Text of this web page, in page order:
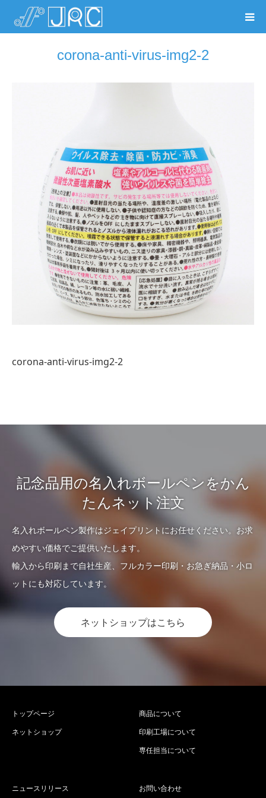
corona-anti-virus-img2-2
corona-anti-virus-img2-2
記念品用の名入れボールペンをかん
たんネット注文
名入れボールペン製作はジェイプリントにお任せください。お求
めやすい価格でご提供いたします。
輸入から印刷まで自社生産、フルカラー印刷・お急ぎ納品・小ロ
ットにも対応しています。
ネットショップはこちら
トップページ
ネットショップ
商品について
印刷工場について
専任担当について
ニュースリリース お問い合わせ